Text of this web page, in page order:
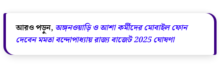
আরও পড়ুন, অঙ্গনওয়াড়ি ও আশা কর্মীদের মোবাইল ফোন
দেবেন মমতা বন্দোপাধ্যায় রাজ্য বাজেট 2025 ঘোষণা